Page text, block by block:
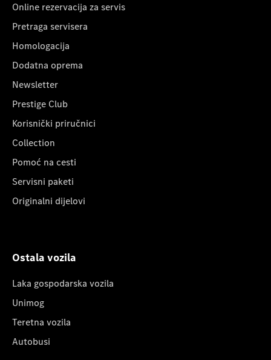
Online rezervacija za servis
Pretraga servisera
Homologacija
Dodatna oprema
Newsletter
Prestige Club
Korisnički priručnici
Collection
Pomoć na cesti
Servisni paketi
Originalni dijelovi
Ostala vozila
Laka gospodarska vozila
Unimog
Teretna vozila
Autobusi